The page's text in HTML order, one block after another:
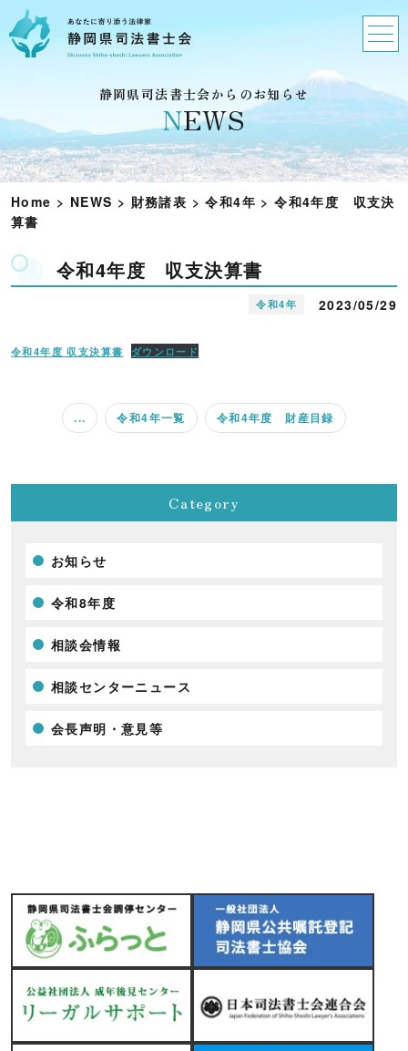
静岡県司法書士会からのお知らせ
NEWS
Home > NEWS > 財務諸表 >令和4年 >令和4年度 収支決
算書
令和4年度 収支決算書
令和4年 2023/05/29
令和4年度 収支決算書 ダウンロード
... 令和4年一覧 令和4年度 財産目録
Category
お知らせ
令和8年度
相談会情報
相談センターニュース
会長声明・意見等